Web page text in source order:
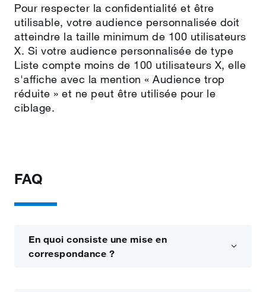
Pour respecter la confidentialité et être
utilisable, votre audience personnalisée doit
atteindre la taille minimum de 100 utilisateurs
X. Si votre audience personnalisée de type
Liste compte moins de 100 utilisateurs X, elle
s'affiche avec la mention « Audience trop
réduite » et ne peut être utilisée pour le
ciblage.
FAQ
En quoi consiste une mise en
correspondance ?